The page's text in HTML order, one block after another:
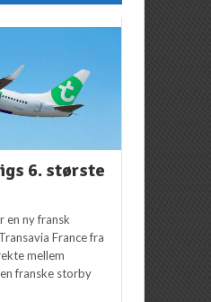
6. største
en ny fransk
France fra
mellem
franske storby